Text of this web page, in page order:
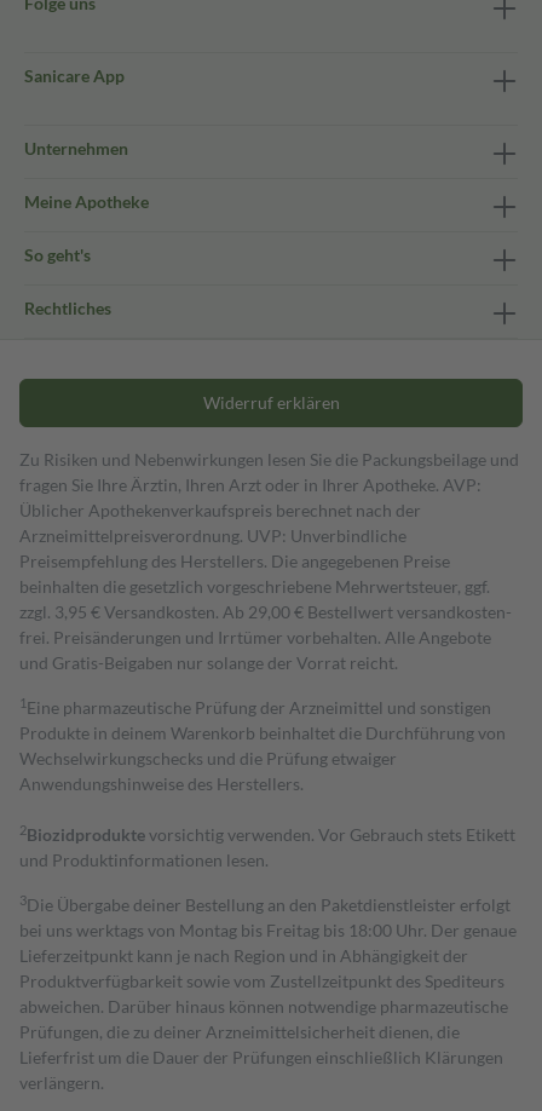
Sanicare App
Unternehmen
Meine Apotheke
So geht's
Rechtliches
Widerruf erklären
Zu Risiken und Nebenwirkungen lesen Sie die Packungsbeilage und
fragen Sie Ihre Ärztin, Ihren Arzt oder in Ihrer Apotheke. AVP:
Üblicher Apothekenverkaufspreis berechnet nach der
Arzneimittelpreisverordnung. UVP: Unverbindliche
Preisempfehlung des Herstellers. Die angegebenen Preise
beinhalten die gesetzlich vorgeschriebene Mehrwertsteuer, ggf.
zzgl. 3,95 € Versandkosten. Ab 29,00 € Bestell­wert versand­kosten­
frei. Preisänderungen und Irrtümer vorbehalten. Alle Angebote
und Gratis-Beigaben nur solange der Vorrat reicht.
1 Eine pharmazeutische Prüfung der Arzneimittel und sonstigen
Produkte in deinem Warenkorb beinhaltet die Durchführung von
Wechselwirkungschecks und die Prüfung etwaiger
Anwendungshinweise des Herstellers.
2Biozidproduktevorsichtig verwenden. Vor Gebrauch stets Etikett
und Produktinformationen lesen.
3Die Übergabe deiner Bestellung an den Paketdienstleister erfolgt
bei uns werktags von Montag bis Freitag bis 18:00 Uhr. Der genaue
Lieferzeitpunkt kann je nach Region und in Abhängigkeit der
Produktverfügbarkeit sowie vom Zustellzeitpunkt des Spediteurs
abweichen. Darüber hinaus können notwendige pharmazeutische
Prüfungen, die zu deiner Arzneimittelsicherheit dienen, die
Lieferfrist um die Dauer der Prüfungen einschließlich Klärungen
verlängern.